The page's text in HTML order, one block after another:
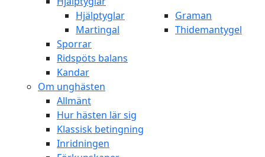
Hjälptyglar
Martingal
Graman
Thidemantygel
Sporrar
Ridspöts balans
Kandar
Om unghästen
Allmänt
Hur hästen lär sig
Klassisk betingning
Inridningen